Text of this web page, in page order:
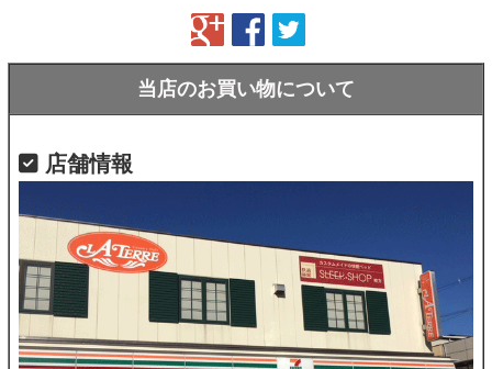
当店のお買い物について
店舗情報